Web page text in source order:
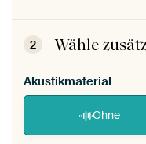
Dein
aufgebaut.
2 Wähle
Akustikmaterial
Ohne